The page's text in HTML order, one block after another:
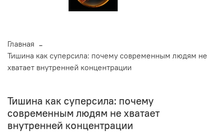
Главная
Тишина как суперсила: почему современным людям не
хватает внутренней концентрации
Тишина как суперсила: почему
современным людям не хватает
внутренней концентрации